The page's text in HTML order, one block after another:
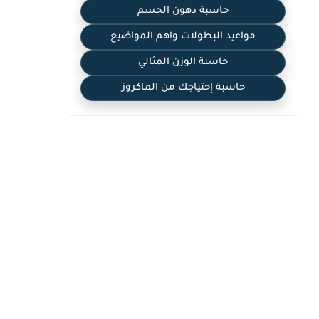
حاسبة دهون الجسم
مواعيد البطولات واهم المواضيع
حاسبة الوزن المثالي
حاسبة إحتياجك من الماكروز